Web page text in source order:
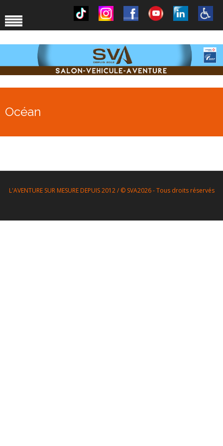
Océan
L'AVENTURE SUR MESURE DEPUIS 2012 / © SVA2026 - Tous droits réservés